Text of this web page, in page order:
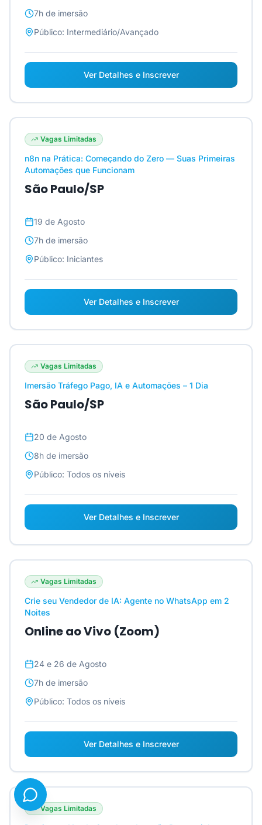
7h de imersão
Público: Intermediário/Avançado
Ver Detalhes e Inscrever
Vagas Limitadas
n8n na Prática: Começando do Zero — Suas Primeiras
Automações que Funcionam
São Paulo/SP
19 de Agosto
7h de imersão
Público: Iniciantes
Ver Detalhes e Inscrever
Vagas Limitadas
Imersão Tráfego Pago, IA e Automações – 1 Dia
São Paulo/SP
20 de Agosto
8h de imersão
Público: Todos os níveis
Ver Detalhes e Inscrever
Vagas Limitadas
Crie seu Vendedor de IA: Agente no WhatsApp em 2
Noites
Online ao Vivo (Zoom)
24 e 26 de Agosto
7h de imersão
Público: Todos os níveis
Ver Detalhes e Inscrever
Vagas Limitadas